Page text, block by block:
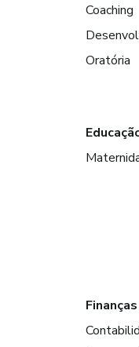
Coaching
Oratória